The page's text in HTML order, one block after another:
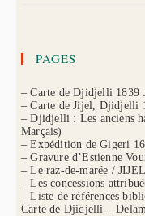
PAGES
– Carte de Djidjelli 1839
– Carte de Jijel, Djidjelli
– Djidjelli : Les anciens
Marçais)
– Expédition de Gigeri
– Gravure d’Estienne
– Le raz-de-marée /
– Les concessions
– Liste de références
Carte de Djidjelli –